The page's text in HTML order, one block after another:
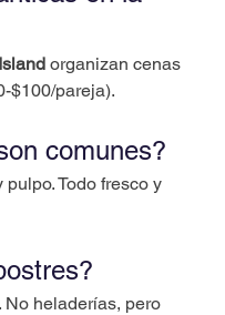
organizan cenas
$100/pareja).
comunes?
Todo fresco y
. No heladerías, pero